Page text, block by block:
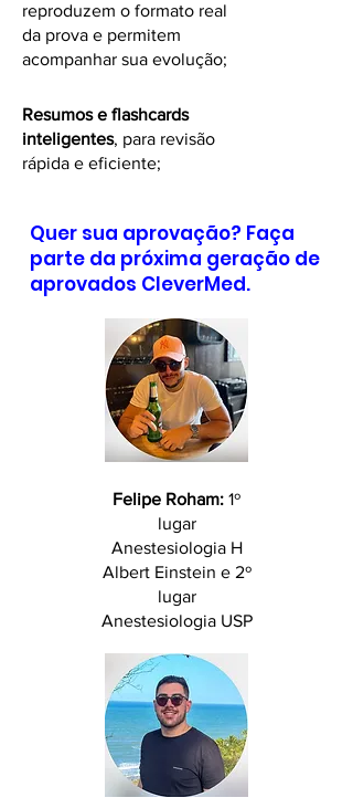
reproduzem o formato real
da prova e permitem
acompanhar sua evolução;
Resumos e flashcards
inteligentes, para revisão
rápida e eficiente;
Felipe Roham: 1º
lugar
Anestesiologia H
Albert Einstein e 2º
lugar
Anestesiologia USP
Quer sua aprovação? Faça
parte da próxima geração de
aprovados CleverMed.